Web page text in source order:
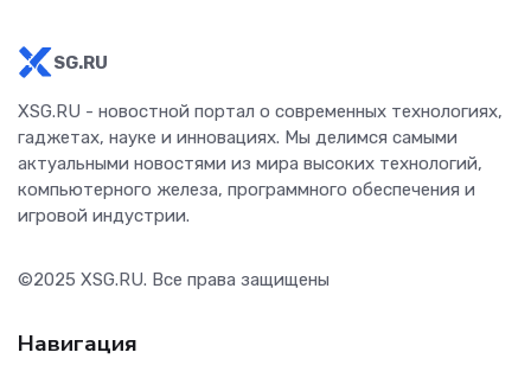
SG.RU
XSG.RU - новостной портал о современных технологиях,
гаджетах, науке и инновациях. Мы делимся самыми
актуальными новостями из мира высоких технологий,
компьютерного железа, программного обеспечения и
игровой индустрии.
©2025 XSG.RU. Все права защищены
Навигация